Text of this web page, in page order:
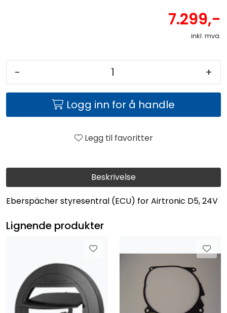
Beskrivelse
Eberspächer styresentral (ECU) for Airtronic D5, 24V
7.299,-
inkl. mva.
- +
Logg inn for å handle
Legg til favoritter
Lignende produkter